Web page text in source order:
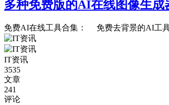
多种免费版的AI在线图像生成
免费AI在线工具合集： 免费去背景的AI工
IT资讯
3535
文章
241
评论